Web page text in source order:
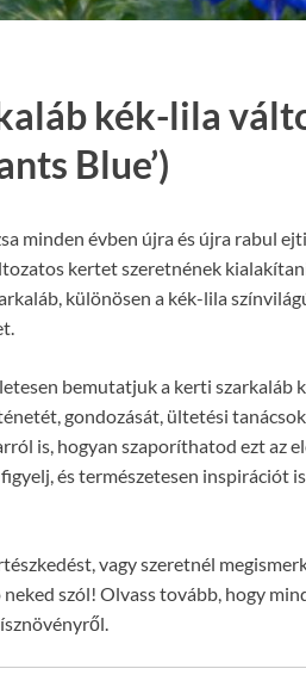
kék-lila
Blue’)
minden évben újra és újra rabul
kertet szeretnének
különösen a kék-lila
bemutatjuk a kerti szarkaláb
gondozását, ültetési
is, hogyan szaporíthatod ezt
és természetesen inspirációt
vagy szeretnél
szól! Olvass tovább, hogy